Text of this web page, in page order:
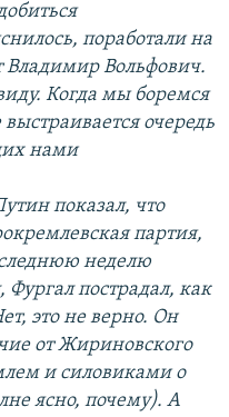
поработали на
Владимир Вольфович.
Когда мы боремся
очередь
нами
показал, что
партия,
неделю
Фургал пострадал, как
это не верно. Он
от Жириновского
и силовиками о
ясно, почему). А